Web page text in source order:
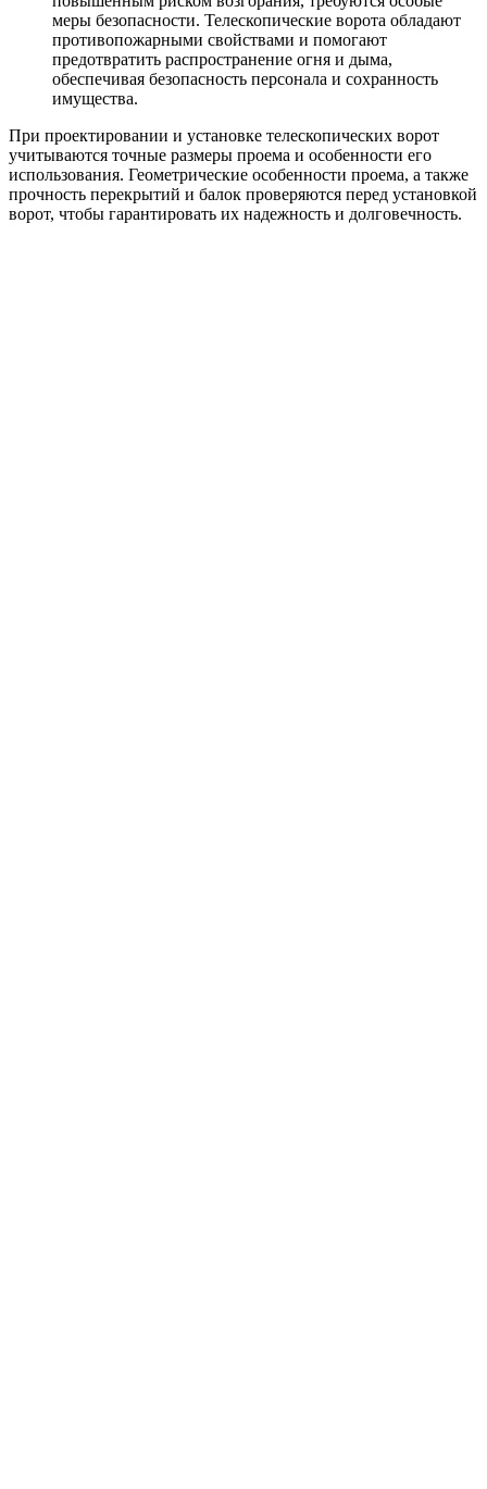
меры безопасности. Телескопические ворота обладают
противопожарными свойствами и помогают
предотвратить распространение огня и дыма,
обеспечивая безопасность персонала и сохранность
имущества.
При проектировании и установке телескопических ворот
учитываются точные размеры проема и особенности его
использования. Геометрические особенности проема, а также
прочность перекрытий и балок проверяются перед установкой
ворот, чтобы гарантировать их надежность и долговечность.